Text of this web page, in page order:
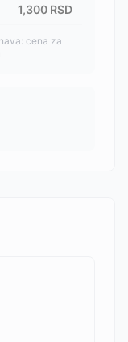
1,300 RSD
cena za